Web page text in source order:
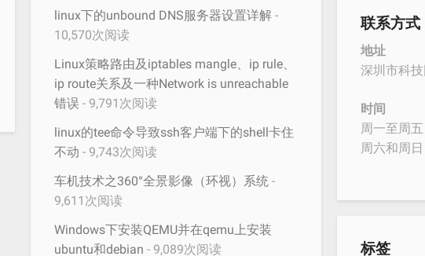
linux下的unbound DNS服务器设置详解-
10,570次阅读
Linux策略路由及iptables mangle、ip rule、
ip route关系及一种Network is unreachable
错误- 9,791次阅读
linux的tee命令导致ssh客户端下的shell卡住
不动 - 9,743次阅读
车机技术之360°全景影像（环视）系统-
9,611次阅读
Windows下安装QEMU并在qemu上安装
ubuntu和debian - 9,089次阅读
联系方式
地址
深圳市科技
时间
周一至周
周六和周
标签